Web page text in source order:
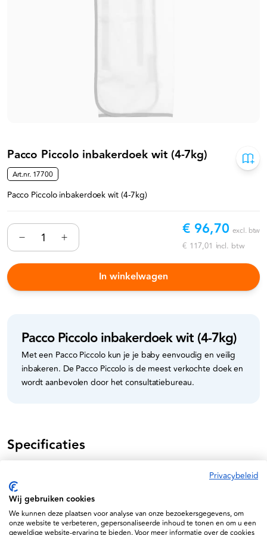
Pacco Piccolo inbakerdoek wit (4-7kg)
Art.nr. 17700
Pacco Piccolo inbakerdoek wit (4-7kg)
€ 96,70 excl. btw
€ 117,01 incl. btw
In winkelwagen
Pacco Piccolo inbakerdoek wit (4-7kg)
Met een Pacco Piccolo kun je je baby eenvoudig en veilig
inbakeren. De Pacco Piccolo is de meest verkochte doek en
wordt aanbevolen door het consultatiebureau.
Specificaties
Privacybeleid
Wij gebruiken cookies
We kunnen deze plaatsen voor analyse van onze bezoekersgegevens, om
onze website te verbeteren, gepersonaliseerde inhoud te tonen en om u een